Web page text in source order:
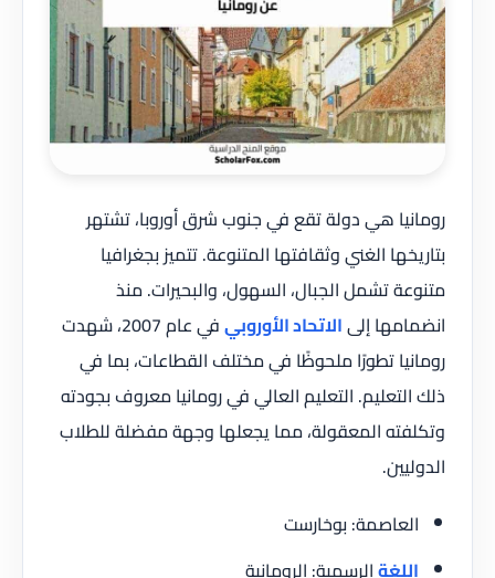
رومانيا هي دولة تقع في جنوب شرق أوروبا، تشتهر
بتاريخها الغني وثقافتها المتنوعة. تتميز بجغرافيا
متنوعة تشمل الجبال، السهول، والبحيرات. منذ
انضمامها إلىالاتحاد الأوروبي
في عام 2007، شهدت
رومانيا تطورًا ملحوظًا في مختلف القطاعات، بما في
ذلك التعليم. التعليم العالي في رومانيا معروف بجودته
وتكلفته المعقولة، مما يجعلها وجهة مفضلة للطلاب
الدوليين.
العاصمة: بوخارست
اللغةالرسمية: الرومانية